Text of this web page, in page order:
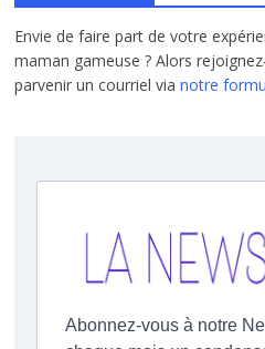
Envie de faire part de votre
maman gameuse ? Alors
parvenir un courriel vianotre